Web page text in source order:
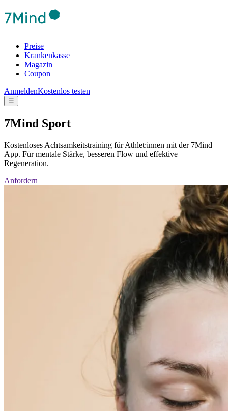
Preise
Krankenkasse
Magazin
Coupon
AnmeldenKostenlos testen
☰
7Mind Sport
Kostenloses Achtsamkeitstraining für Athlet:innen mit der 7Mind
App. Für mentale Stärke, besseren Flow und effektive
Regeneration.
Anfordern